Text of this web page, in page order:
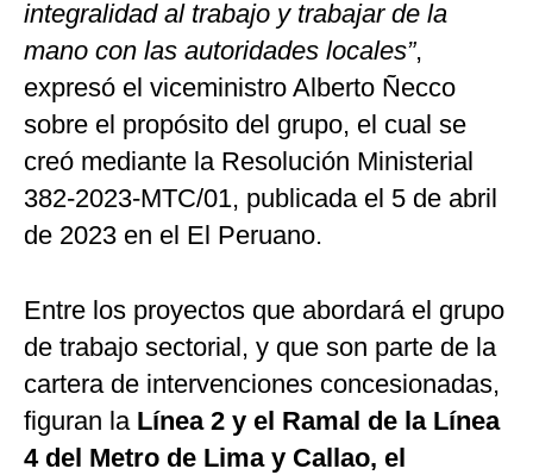
integralidad al trabajo y trabajar de la
mano con las autoridades locales”,
expresó el viceministro Alberto Ñecco
sobre el propósito del grupo, el cual se
creó mediante la Resolución Ministerial
382-2023-MTC/01, publicada el 5 de abril
de 2023 en el El Peruano.
Entre los proyectos que abordará el grupo
de trabajo sectorial, y que son parte de la
cartera de intervenciones concesionadas,
figuran laLínea 2 y el Ramal de la Línea
4 del Metro de Lima y Callao, el